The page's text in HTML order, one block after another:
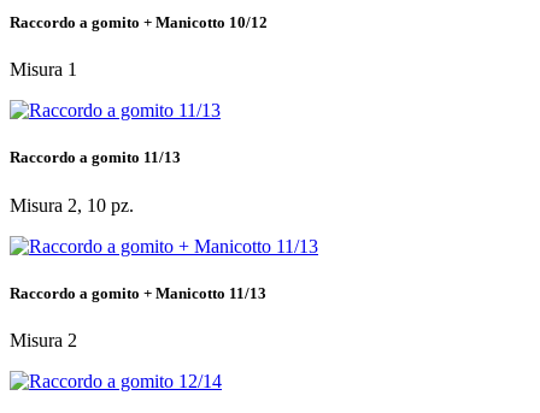
Raccordo a gomito + Manicotto 10/12
Misura 1
Raccordo a gomito 11/13
Misura 2, 10 pz.
Raccordo a gomito + Manicotto 11/13
Misura 2